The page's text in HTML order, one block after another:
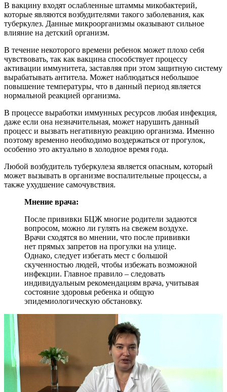
В вакцину входят ослабленные штаммы микобактерий,
которые являются возбудителями такого заболевания, как
туберкулез. Данные микроорганизмы оказывают сильное
влияние на детский организм.
В течение некоторого времени ребенок может плохо себя
чувствовать, так как вакцина способствует процессу
активации иммунитета, заставляя при этом защитную систему
вырабатывать антитела. Может наблюдаться небольшое
повышение температуры, что в данный период является
нормальной реакцией организма.
В процессе выработки иммунных ресурсов любая инфекция,
даже если она незначительная, может нарушить данный
процесс и вызвать негативную реакцию организма. Именно
поэтому временно необходимо воздержаться от прогулок,
особенно это актуально в холодное время года.
Любой возбудитель туберкулеза является опасным, который
может вызывать в организме воспалительные процессы, а
также ухудшение самочувствия.
Мнение врача:
После прививки БЦЖ многие родители задаются
вопросом, можно ли гулять на свежем воздухе.
Врачи сходятся во мнении, что после прививки
нет прямых запретов на прогулки на улице.
Однако, следует избегать мест с большой
скученностью людей, чтобы избежать возможной
инфекции. Главное правило – следовать
индивидуальным рекомендациям врача, учитывая
состояние здоровья ребенка и общую
эпидемиологическую обстановку.